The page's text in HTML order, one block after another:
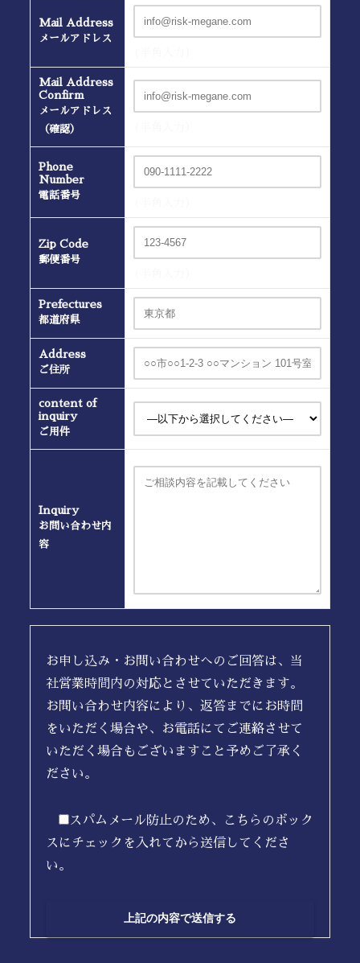
Mail Address
メールアドレス
Mail Address
Confirm
メールアドレス
（確認）
Phone
Number
電話番号
Zip Code
郵便番号
Prefectures
都道府県
Address
ご住所
content of
inquiry
ご用件
Inquiry
お問い合わせ内
容
お申し込み・お問い合わせへのご回答は、当
社営業時間内の対応とさせていただきます。
お問い合わせ内容により、返答までにお時間
をいただく場合や、お電話にてご連絡させて
いただく場合もございますこと予めご了承く
ださい。
スパムメール防止のため、こちらのボック
スにチェックを入れてから送信してくださ
い。